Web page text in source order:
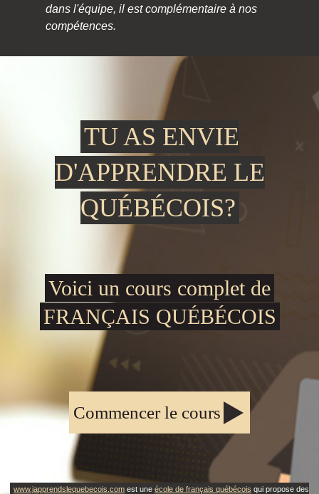
dans l'équipe, il est complémentaire à nos
compétences.
TU AS ENVIE
D'APPRENDRE LE
QUÉBÉCOIS?
Voici un cours complet de
FRANÇAIS QUÉBÉCOIS
Commencer le cours
www.japprendslequebecois.com est une école de français québécois qui propose des